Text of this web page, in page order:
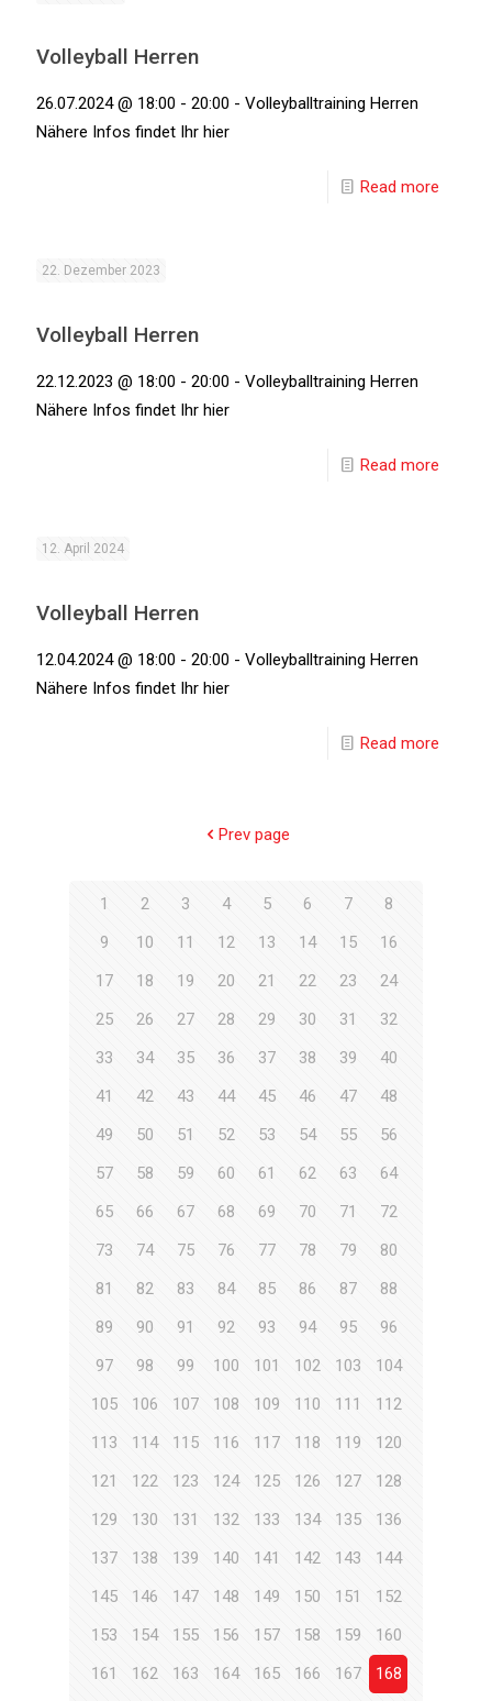
Volleyball Herren
26.07.2024 @ 18:00 - 20:00 - Volleyballtraining Herren
Nähere Infos findet Ihr hier
Read more
22. Dezember 2023
Volleyball Herren
22.12.2023 @ 18:00 - 20:00 - Volleyballtraining Herren
Nähere Infos findet Ihr hier
Read more
12. April 2024
Volleyball Herren
12.04.2024 @ 18:00 - 20:00 - Volleyballtraining Herren
Nähere Infos findet Ihr hier
Read more
Prev page
1 2 3 4 5 6 7
8
9
10 11 12 13 14 15
16
17
18 19 20 21 22 23
24
25
26 27 28 29 30 31
32
33
34 35 36 37 38 39
40
41
42 43 44 45 46 47
48
49
50 51 52 53 54 55
56
57
58 59 60 61 62 63
64
65
66 67 68 69 70 71
72
73
74 75 76 77 78 79
80
81
82 83 84 85 86 87
88
89
90 91 92 93 94 95
96
97
98 99 100 101 102 103
104
105
106 107 108 109 110 111
112
113
114 115 116 117 118 119
120
121
122 123 124 125 126 127
128
129
130 131 132 133 134 135
136
137
138 139 140 141 142 143
144
145
146 147 148 149 150 151
152
153
154 155 156 157 158 159
160
161
162 163 164 165 166 167
168